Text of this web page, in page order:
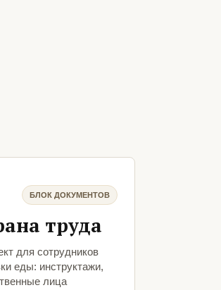
БЛОК ДОКУМЕНТОВ
труда
для сотрудников
еды: инструктажи,
лица